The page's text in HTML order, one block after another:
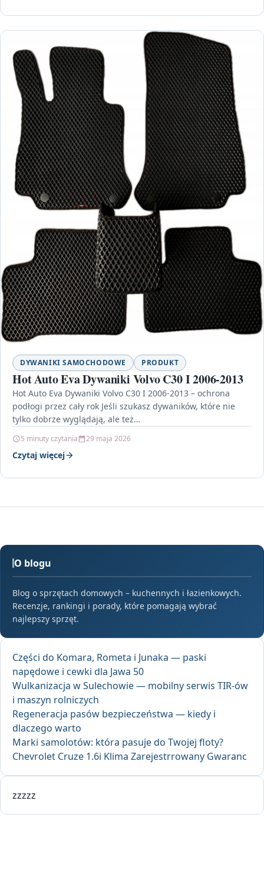
DYWANIKI SAMOCHODOWE PRODUKT
Hot Auto Eva Dywaniki Volvo C30 I 2006-2013
Hot Auto Eva Dywaniki Volvo C30 I 2006-2013 – ochrona
podłogi przez cały rok Jeśli szukasz dywaników, które nie
tylko dobrze wyglądają, ale też…
5 minuty czytania 29 maja 2026
Czytaj więcej
O blogu
Blog o sprzętach domowych – kuchennych i łazienkowych.
Recenzje, rankingi i porady, które pomagają wybrać
najlepszy sprzęt.
Części do Komara, Rometa i Junaka — paski
napędowe i cewki dla Jawa 50
Wulkanizacja w Sulechowie — mobilny serwis TIR-ów
i maszyn rolniczych
Regeneracja pasów bezpieczeństwa — kiedy i
dlaczego warto
Marki samolotów: która pasuje do Twojej floty?
Chevrolet Cruze 1.6i Klima Zarejestrrowany Gwaranc
zzzzz